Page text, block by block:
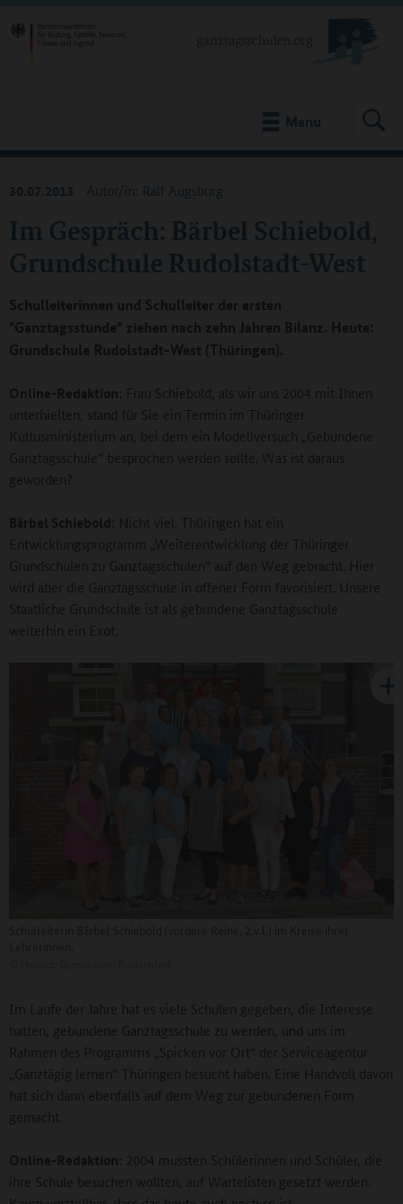
Menu
Im Gespräch: Bärbel Schiebold,
Grundschule Rudolstadt-West
30.07.2013 Autor/in: Ralf Augsburg
Schulleiterinnen und Schulleiter der ersten
"Ganztagsstunde" ziehen nach zehn Jahren Bilanz. Heute:
Grundschule Rudolstadt-West (Thüringen).
Online-Redaktion: Frau Schiebold, als wir uns 2004 mit Ihnen
unterhielten, stand für Sie ein Termin im Thüringer
Kultusministerium an, bei dem ein Modellversuch „Gebundene
Ganztagsschule“ besprochen werden sollte. Was ist daraus
geworden?
Bärbel Schiebold: Nicht viel. Thüringen hat ein
Entwicklungsprogramm „Weiterentwicklung der Thüringer
Grundschulen zu Ganztagsschulen“ auf den Weg gebracht. Hier
wird aber die Ganztagsschule in offener Form favorisiert. Unsere
Staatliche Grundschule ist als gebundene Ganztagsschule
weiterhin ein Exot.
Im Laufe der Jahre hat es viele Schulen gegeben, die Interesse
hatten, gebundene Ganztagsschule zu werden, und uns im
Rahmen des Programms „Spicken vor Ort“ der Serviceagentur
„Ganztägig lernen“ Thüringen besucht haben. Eine Handvoll davon
hat sich dann ebenfalls auf dem Weg zur gebundenen Form
gemacht.
Online-Redaktion: 2004 mussten Schülerinnen und Schüler, die
ihre Schule besuchen wollten, auf Wartelisten gesetzt werden.